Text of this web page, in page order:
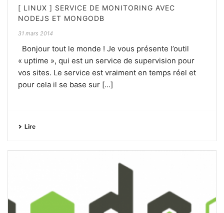
[ LINUX ] SERVICE DE MONITORING AVEC
NODEJS ET MONGODB
31 mars 2014
Bonjour tout le monde ! Je vous présente l’outil
« uptime », qui est un service de supervision pour
vos sites. Le service est vraiment en temps réel et
pour cela il se base sur [...]
Lire